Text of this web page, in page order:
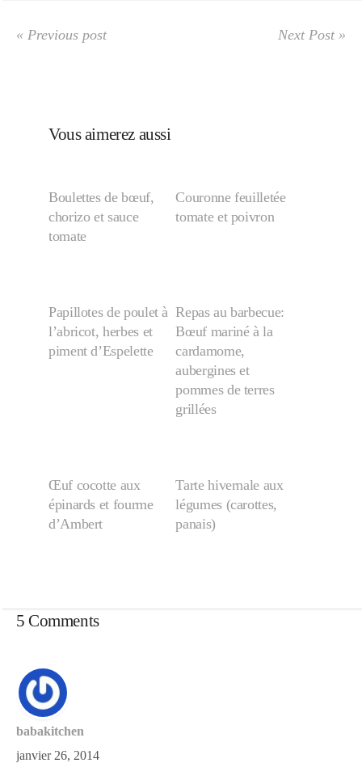
« Previous post Next Post »
Vous aimerez aussi
Boulettes de bœuf,
chorizo et sauce
tomate
Couronne feuilletée
tomate et poivron
Papillotes de poulet à
l’abricot, herbes et
piment d’Espelette
Repas au barbecue:
Bœuf mariné à la
cardamome,
aubergines et
pommes de terres
grillées
Œuf cocotte aux
épinards et fourme
d’Ambert
Tarte hivernale aux
légumes (carottes,
panais)
5 Comments
babakitchen
janvier 26, 2014